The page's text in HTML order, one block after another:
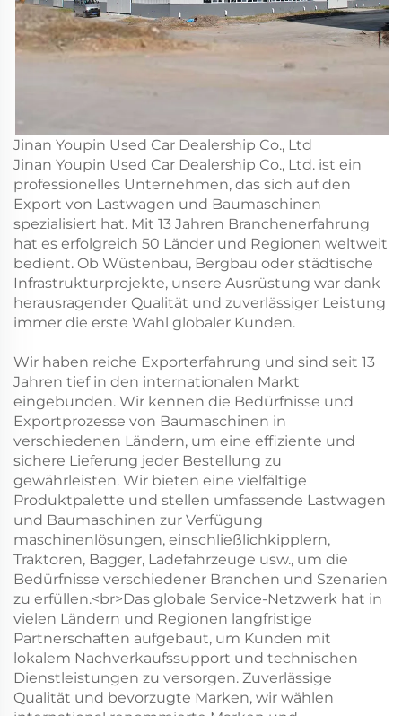
Jinan Youpin Used Car Dealership Co., Ltd
Jinan Youpin Used Car Dealership Co., Ltd. ist ein
professionelles Unternehmen, das sich auf den
Export von Lastwagen und Baumaschinen
spezialisiert hat. Mit 13 Jahren Branchenerfahrung
hat es erfolgreich 50 Länder und Regionen weltweit
bedient. Ob Wüstenbau, Bergbau oder städtische
Infrastrukturprojekte, unsere Ausrüstung war dank
herausragender Qualität und zuverlässiger Leistung
immer die erste Wahl globaler Kunden.
Wir haben reiche Exporterfahrung und sind seit 13
Jahren tief in den internationalen Markt
eingebunden. Wir kennen die Bedürfnisse und
Exportprozesse von Baumaschinen in
verschiedenen Ländern, um eine effiziente und
sichere Lieferung jeder Bestellung zu
gewährleisten. Wir bieten eine vielfältige
Produktpalette und stellen umfassende Lastwagen
und Baumaschinen zur Verfügung
maschinenlösungen, einschließlichkipplern,
Traktoren, Bagger, Ladefahrzeuge usw., um die
Bedürfnisse verschiedener Branchen und Szenarien
zu erfüllen.<br>Das globale Service-Netzwerk hat in
vielen Ländern und Regionen langfristige
Partnerschaften aufgebaut, um Kunden mit
lokalem Nachverkaufssupport und technischen
Dienstleistungen zu versorgen. Zuverlässige
Qualität und bevorzugte Marken, wir wählen